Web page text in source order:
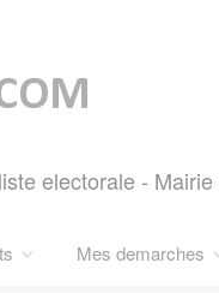
electorale - Mairie
Mes demarches